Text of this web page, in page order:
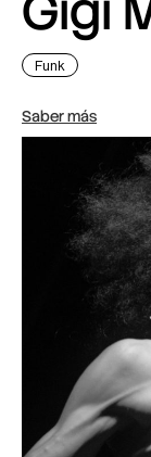
Funk
Saber más